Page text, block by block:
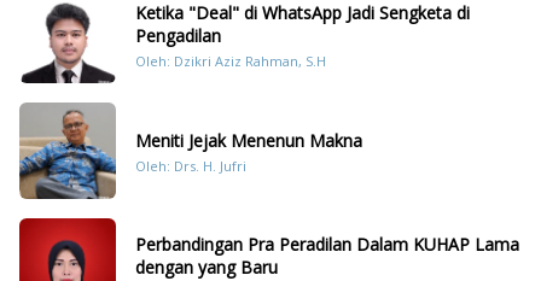
Ketika "Deal" di WhatsApp Jadi Sengketa di
Pengadilan
Oleh: Dzikri Aziz Rahman, S.H
Meniti Jejak Menenun Makna
Oleh: Drs. H. Jufri
Perbandingan Pra Peradilan Dalam KUHAP Lama
dengan yang Baru